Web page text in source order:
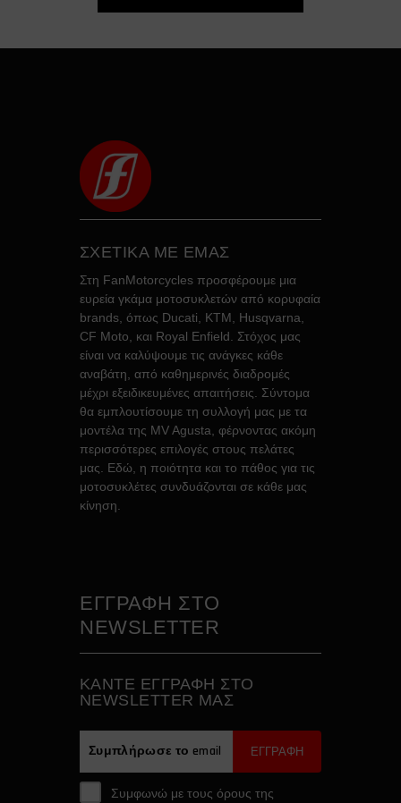
ΣΧΕΤΙΚΑ ΜΕ ΕΜΑΣ
Στη FanMotorcycles προσφέρουμε μια
ευρεία γκάμα μοτοσυκλετών από κορυφαία
brands, όπως Ducati, KTM, Husqvarna,
CF Moto, και Royal Enfield. Στόχος μας
είναι να καλύψουμε τις ανάγκες κάθε
αναβάτη, από καθημερινές διαδρομές
μέχρι εξειδικευμένες απαιτήσεις. Σύντομα
θα εμπλουτίσουμε τη συλλογή μας με τα
μοντέλα της MV Agusta, φέρνοντας ακόμη
περισσότερες επιλογές στους πελάτες
μας. Εδώ, η ποιότητα και το πάθος για τις
μοτοσυκλέτες συνδυάζονται σε κάθε μας
κίνηση.
ΕΓΓΡΑΦΗ ΣΤΟ
NEWSLETTER
ΚAΝΤΕ ΕΓΓΡΑΦH ΣΤΟ
NEWSLETTER ΜΑΣ
ΕΓΓΡΑΦΗ
Συμφωνώ με τους όρους της